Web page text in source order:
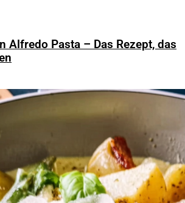
Alfredo Pasta – Das Rezept, das